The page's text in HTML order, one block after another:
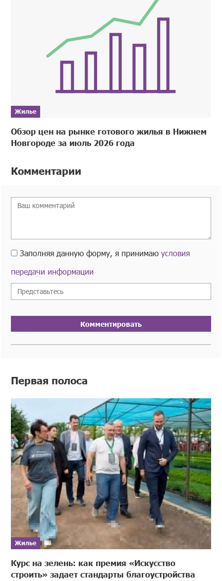
Жилье
Обзор цен на рынке готового жилья в Нижнем
Новгороде за июль 2026 года
Комментарии
Заполняя данную форму, я принимаюусловия
передачи информации
Комментировать
Первая полоса
Жилье
Курс на зелень: как премия «Искусство
строить» задает стандарты благоустройства